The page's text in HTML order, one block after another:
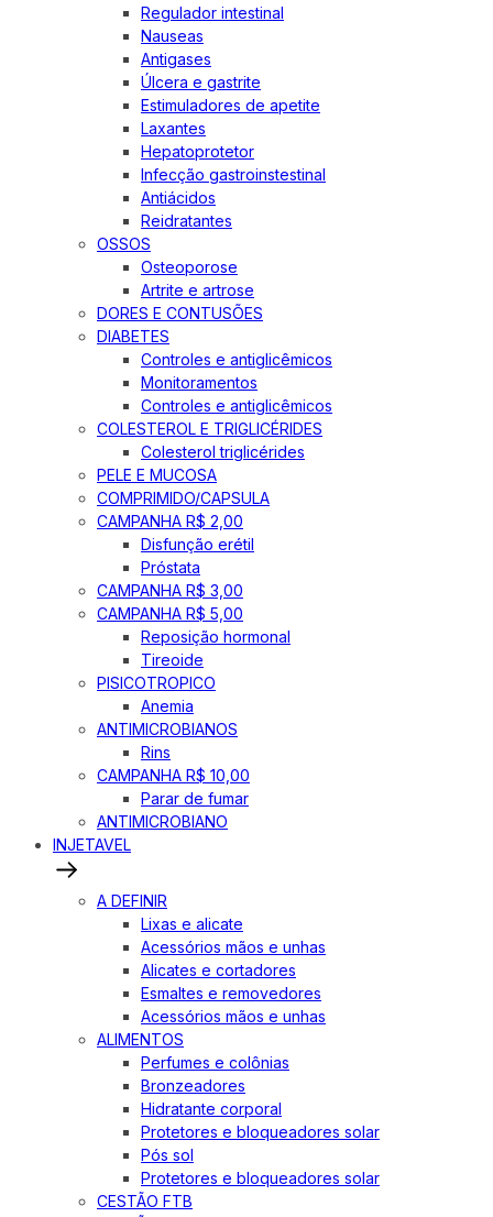
Regulador intestinal
Nauseas
Antigases
Úlcera e gastrite
Estimuladores de apetite
Laxantes
Hepatoprotetor
Infecção gastroinstestinal
Antiácidos
Reidratantes
OSSOS
Osteoporose
Artrite e artrose
DORES E CONTUSÕES
DIABETES
Controles e antiglicêmicos
Monitoramentos
Controles e antiglicêmicos
COLESTEROL E TRIGLICÉRIDES
Colesterol triglicérides
PELE E MUCOSA
COMPRIMIDO/CAPSULA
CAMPANHA R$ 2,00
Disfunção erétil
Próstata
CAMPANHA R$ 3,00
CAMPANHA R$ 5,00
Reposição hormonal
Tireoide
PISICOTROPICO
Anemia
ANTIMICROBIANOS
Rins
CAMPANHA R$ 10,00
Parar de fumar
ANTIMICROBIANO
INJETAVEL
A DEFINIR
Lixas e alicate
Acessórios mãos e unhas
Alicates e cortadores
Esmaltes e removedores
Acessórios mãos e unhas
ALIMENTOS
Perfumes e colônias
Bronzeadores
Hidratante corporal
Protetores e bloqueadores solar
Pós sol
Protetores e bloqueadores solar
CESTÃO FTB